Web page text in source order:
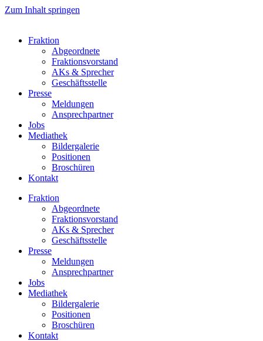
Zum Inhalt springen
Fraktion
Abgeordnete
Fraktions­vorstand
AKs & Sprecher
Geschäftsstelle
Presse
Meldungen
Ansprechpartner
Jobs
Mediathek
Bildergalerie
Positionen
Broschüren
Kontakt
Fraktion
Abgeordnete
Fraktions­vorstand
AKs & Sprecher
Geschäftsstelle
Presse
Meldungen
Ansprechpartner
Jobs
Mediathek
Bildergalerie
Positionen
Broschüren
Kontakt